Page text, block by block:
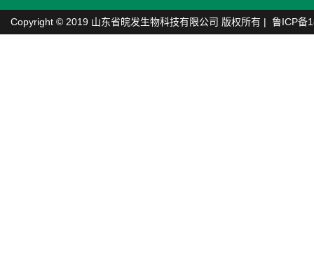
Copyright © 2019 山东省皖发生物科技有限公司 版权所有 | 鲁ICP备